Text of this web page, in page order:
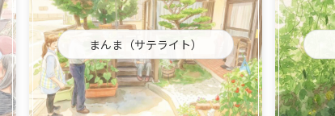
まんま（サテライト）